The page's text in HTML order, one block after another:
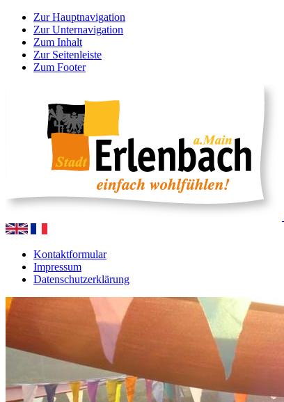
Zur Hauptnavigation
Zur Unternavigation
Zum Inhalt
Zur Seitenleiste
Zum Footer
Kontaktformular
Impressum
Datenschutzerklärung